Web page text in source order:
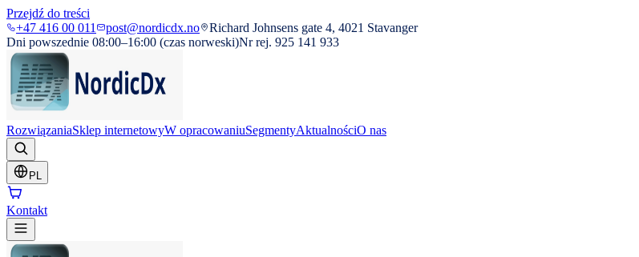
Przejdź do treści
+47 416 00 011
post@nordicdx.no
Richard Johnsens gate 4, 4021 Stavanger
Dni powszednie 08:00–16:00 (czas norweski)Nr rej. 925 141 933
RozwiązaniaSklep internetowyW opracowaniuSegmentyAktualnościO nas
PL
Kontakt